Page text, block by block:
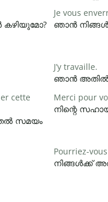
കഴിയുമോ?
Je vous
ഞാൻ
J’y travaille.
ഞാൻ അതിൽ
cette
സമയം
Merci pour
നിന്റെ
Pourriez-
നിങ്ങൾക്ക്